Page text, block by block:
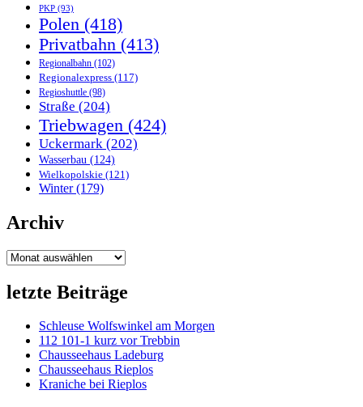
PKP (93)
Polen (418)
Privatbahn (413)
Regionalbahn (102)
Regionalexpress (117)
Regioshuttle (98)
Straße (204)
Triebwagen (424)
Uckermark (202)
Wasserbau (124)
Wielkopolskie (121)
Winter(179)
Archiv
Archiv
letzte Beiträge
Schleuse Wolfswinkel am Morgen
112 101-1 kurz vor Trebbin
Chausseehaus Ladeburg
Chausseehaus Rieplos
Kraniche bei Rieplos